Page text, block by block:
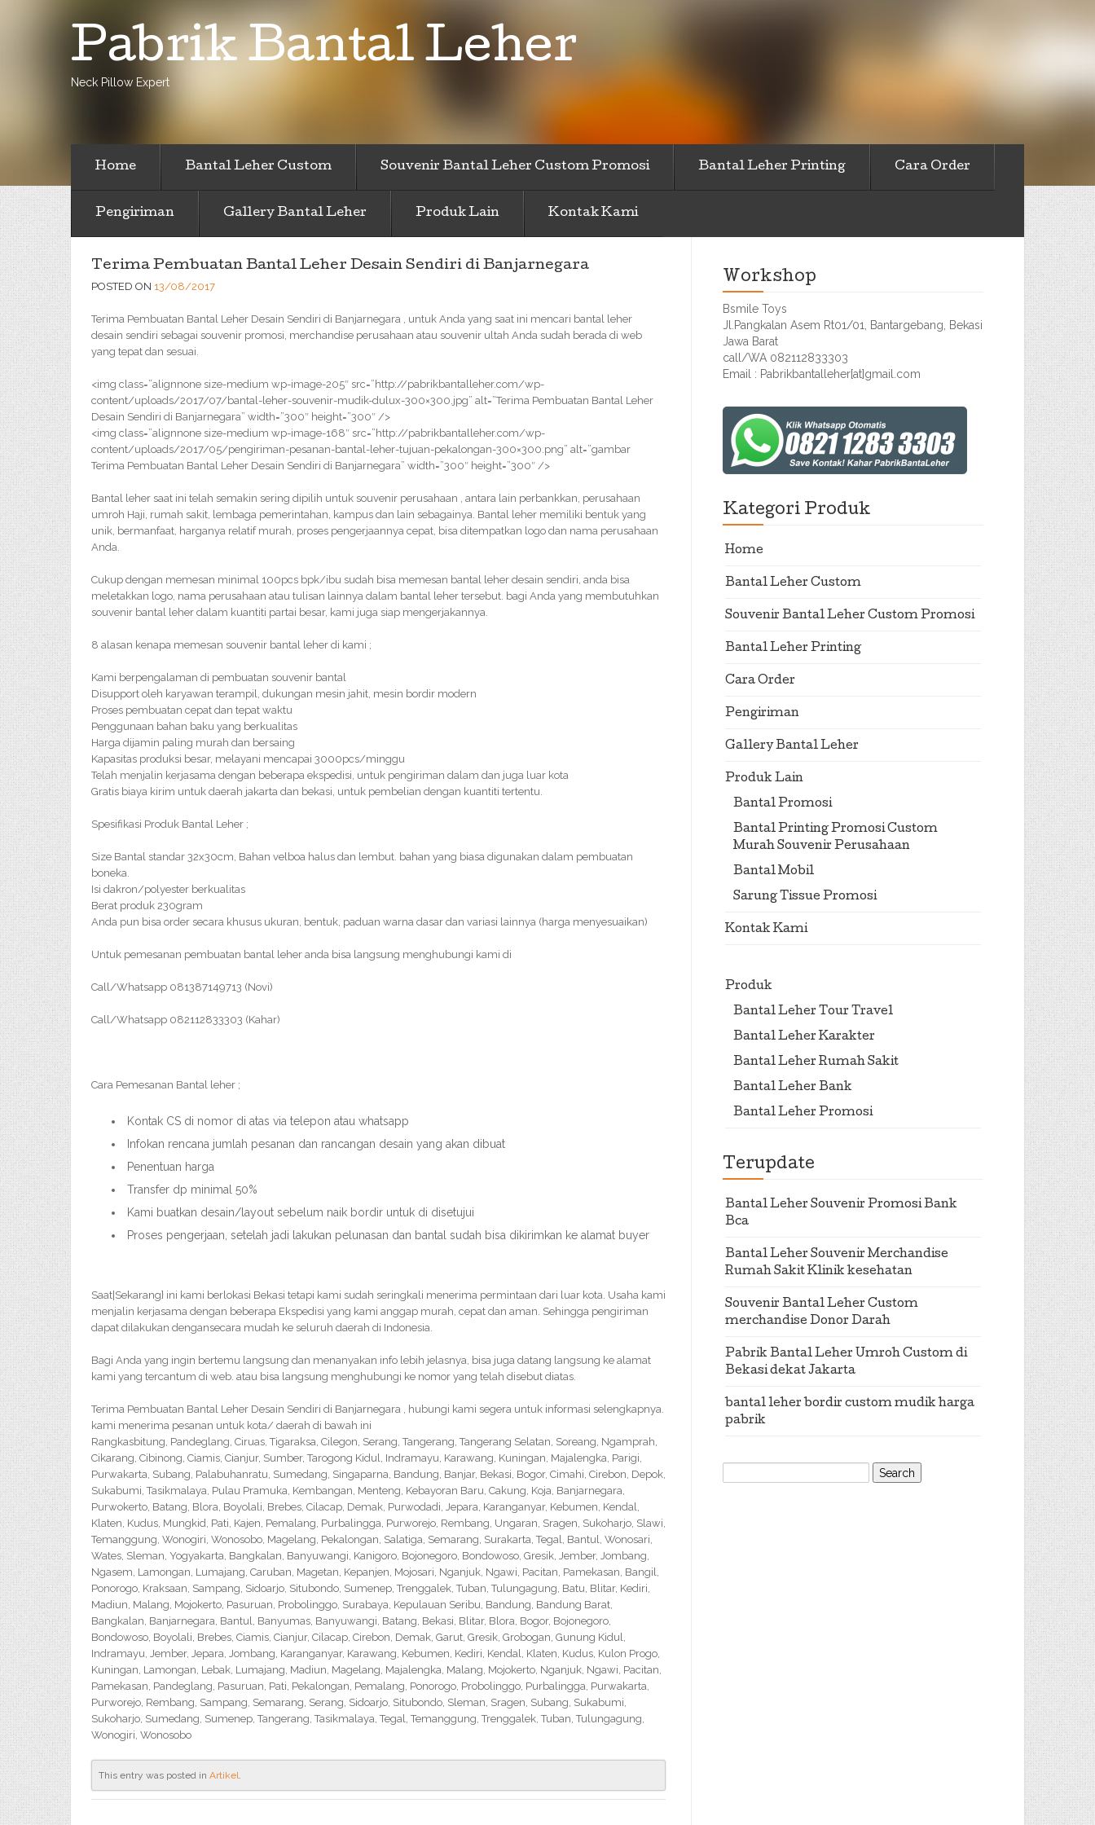
Pabrik Bantal Leher
Neck Pillow Expert
Home Bantal Leher Custom Souvenir Bantal Leher Custom Promosi Bantal Leher Printing Cara Order
Pengiriman Gallery Bantal Leher Produk Lain Kontak Kami
Terima Pembuatan Bantal Leher Desain Sendiri di Banjarnegara
POSTED ON 13/08/2017
Terima Pembuatan Bantal Leher Desain Sendiri di Banjarnegara , untuk Anda yang saat ini mencari bantal leher
desain sendiri sebagai souvenir promosi, merchandise perusahaan atau souvenir ultah Anda sudah berada di web
yang tepat dan sesuai.
<img class=”alignnone size-medium wp-image-205″ src=”http://pabrikbantalleher.com/wp-
content/uploads/2017/07/bantal-leher-souvenir-mudik-dulux-300×300.jpg” alt=”Terima Pembuatan Bantal Leher
Desain Sendiri di Banjarnegara” width=”300″ height=”300″ />
<img class=”alignnone size-medium wp-image-168″ src=”http://pabrikbantalleher.com/wp-
content/uploads/2017/05/pengiriman-pesanan-bantal-leher-tujuan-pekalongan-300×300.png” alt=”gambar
Terima Pembuatan Bantal Leher Desain Sendiri di Banjarnegara” width=”300″ height=”300″ />
Bantal leher saat ini telah semakin sering dipilih untuk souvenir perusahaan , antara lain perbankkan, perusahaan
umroh Haji, rumah sakit, lembaga pemerintahan, kampus dan lain sebagainya. Bantal leher memiliki bentuk yang
unik, bermanfaat, harganya relatif murah, proses pengerjaannya cepat, bisa ditempatkan logo dan nama perusahaan
Anda.
Cukup dengan memesan minimal 100pcs bpk/ibu sudah bisa memesan bantal leher desain sendiri, anda bisa
meletakkan logo, nama perusahaan atau tulisan lainnya dalam bantal leher tersebut. bagi Anda yang membutuhkan
souvenir bantal leher dalam kuantiti partai besar, kami juga siap mengerjakannya.
8 alasan kenapa memesan souvenir bantal leher di kami ;
Kami berpengalaman di pembuatan souvenir bantal
Disupport oleh karyawan terampil, dukungan mesin jahit, mesin bordir modern
Proses pembuatan cepat dan tepat waktu
Penggunaan bahan baku yang berkualitas
Harga dijamin paling murah dan bersaing
Kapasitas produksi besar, melayani mencapai 3000pcs/minggu
Telah menjalin kerjasama dengan beberapa ekspedisi, untuk pengiriman dalam dan juga luar kota
Gratis biaya kirim untuk daerah jakarta dan bekasi, untuk pembelian dengan kuantiti tertentu.
Spesifikasi Produk Bantal Leher ;
Size Bantal standar 32x30cm, Bahan velboa halus dan lembut. bahan yang biasa digunakan dalam pembuatan
boneka.
Isi dakron/polyester berkualitas
Berat produk 230gram
Anda pun bisa order secara khusus ukuran, bentuk, paduan warna dasar dan variasi lainnya (harga menyesuaikan)
Untuk pemesanan pembuatan bantal leher anda bisa langsung menghubungi kami di
Call/Whatsapp 081387149713 (Novi)
Call/Whatsapp 082112833303 (Kahar)
Cara Pemesanan Bantal leher ;
Kontak CS di nomor di atas via telepon atau whatsapp
Infokan rencana jumlah pesanan dan rancangan desain yang akan dibuat
Penentuan harga
Transfer dp minimal 50%
Kami buatkan desain/layout sebelum naik bordir untuk di disetujui
Proses pengerjaan, setelah jadi lakukan pelunasan dan bantal sudah bisa dikirimkan ke alamat buyer
Saat|Sekarang} ini kami berlokasi Bekasi tetapi kami sudah seringkali menerima permintaan dari luar kota. Usaha kami
menjalin kerjasama dengan beberapa Ekspedisi yang kami anggap murah, cepat dan aman. Sehingga pengiriman
dapat dilakukan dengansecara mudah ke seluruh daerah di Indonesia.
Bagi Anda yang ingin bertemu langsung dan menanyakan info lebih jelasnya, bisa juga datang langsung ke alamat
kami yang tercantum di web. atau bisa langsung menghubungi ke nomor yang telah disebut diatas.
Terima Pembuatan Bantal Leher Desain Sendiri di Banjarnegara , hubungi kami segera untuk informasi selengkapnya.
kami menerima pesanan untuk kota/ daerah di bawah ini
Rangkasbitung, Pandeglang, Ciruas, Tigaraksa, Cilegon, Serang, Tangerang, Tangerang Selatan, Soreang, Ngamprah,
Cikarang, Cibinong, Ciamis, Cianjur, Sumber, Tarogong Kidul, Indramayu, Karawang, Kuningan, Majalengka, Parigi,
Purwakarta, Subang, Palabuhanratu, Sumedang, Singaparna, Bandung, Banjar, Bekasi, Bogor, Cimahi, Cirebon, Depok,
Sukabumi, Tasikmalaya, Pulau Pramuka, Kembangan, Menteng, Kebayoran Baru, Cakung, Koja, Banjarnegara,
Purwokerto, Batang, Blora, Boyolali, Brebes, Cilacap, Demak, Purwodadi, Jepara, Karanganyar, Kebumen, Kendal,
Klaten, Kudus, Mungkid, Pati, Kajen, Pemalang, Purbalingga, Purworejo, Rembang, Ungaran, Sragen, Sukoharjo, Slawi,
Temanggung, Wonogiri, Wonosobo, Magelang, Pekalongan, Salatiga, Semarang, Surakarta, Tegal, Bantul, Wonosari,
Wates, Sleman, Yogyakarta, Bangkalan, Banyuwangi, Kanigoro, Bojonegoro, Bondowoso, Gresik, Jember, Jombang,
Ngasem, Lamongan, Lumajang, Caruban, Magetan, Kepanjen, Mojosari, Nganjuk, Ngawi, Pacitan, Pamekasan, Bangil,
Ponorogo, Kraksaan, Sampang, Sidoarjo, Situbondo, Sumenep, Trenggalek, Tuban, Tulungagung, Batu, Blitar, Kediri,
Madiun, Malang, Mojokerto, Pasuruan, Probolinggo, Surabaya, Kepulauan Seribu, Bandung, Bandung Barat,
Bangkalan, Banjarnegara, Bantul, Banyumas, Banyuwangi, Batang, Bekasi, Blitar, Blora, Bogor, Bojonegoro,
Bondowoso, Boyolali, Brebes, Ciamis, Cianjur, Cilacap, Cirebon, Demak, Garut, Gresik, Grobogan, Gunung Kidul,
Indramayu, Jember, Jepara, Jombang, Karanganyar, Karawang, Kebumen, Kediri, Kendal, Klaten, Kudus, Kulon Progo,
Kuningan, Lamongan, Lebak, Lumajang, Madiun, Magelang, Majalengka, Malang, Mojokerto, Nganjuk, Ngawi, Pacitan,
Pamekasan, Pandeglang, Pasuruan, Pati, Pekalongan, Pemalang, Ponorogo, Probolinggo, Purbalingga, Purwakarta,
Purworejo, Rembang, Sampang, Semarang, Serang, Sidoarjo, Situbondo, Sleman, Sragen, Subang, Sukabumi,
Sukoharjo, Sumedang, Sumenep, Tangerang, Tasikmalaya, Tegal, Temanggung, Trenggalek, Tuban, Tulungagung,
Wonogiri, Wonosobo
This entry was posted in Artikel.
Workshop
Bsmile Toys
Jl.Pangkalan Asem Rt01/01, Bantargebang, Bekasi
Jawa Barat
call/WA 082112833303
Email : Pabrikbantalleher[at]gmail.com
Kategori Produk
Home
Bantal Leher Custom
Souvenir Bantal Leher Custom Promosi
Bantal Leher Printing
Cara Order
Pengiriman
Gallery Bantal Leher
Produk Lain
Bantal Promosi
Bantal Printing Promosi Custom
Murah Souvenir Perusahaan
Bantal Mobil
Sarung Tissue Promosi
Kontak Kami
Produk
Bantal Leher Tour Travel
Bantal Leher Karakter
Bantal Leher Rumah Sakit
Bantal Leher Bank
Bantal Leher Promosi
Terupdate
Bantal Leher Souvenir Promosi Bank
Bca
Bantal Leher Souvenir Merchandise
Rumah Sakit Klinik kesehatan
Souvenir Bantal Leher Custom
merchandise Donor Darah
Pabrik Bantal Leher Umroh Custom di
Bekasi dekat Jakarta
bantal leher bordir custom mudik harga
pabrik
Search
for: